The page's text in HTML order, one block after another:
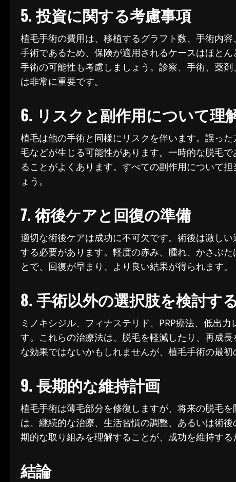
5. 投資に関する考慮事項
植毛手術の費用は、移植するグラフト数、手術内
手術であるため、保険が適用されるケースはほと
手術の可能性も考慮しましょう。診察、手術、薬
は非常に重要です。
6. リスクと副作用について理
植毛は他の手術と同様にリスクを伴います。誤っ
毛などが生じる可能性があります。一時的な脱毛
ることがよくあります。すべての副作用について
ょう。
7. 術後ケアと回復の準備
適切な術後ケアは成功に不可欠です。術後は激し
する必要があります。軽度の赤み、腫れ、かさぶ
とで、回復が早まり、より良い結果が得られます。
8. 手術以外の選択肢を検討す
ミノキシジル、フィナステリド、PRP療法、低出
す。これらの治療法は、脱毛を軽減したり、再成
な効果ではないかもしれませんが、植毛手術の最
9. 長期的な維持計画
植毛手術は薄毛部分を修復しますが、将来の脱毛
は、継続的な治療、生活習慣の調整、あるいは術
期的な取り組みを理解することが、成功を維持する
結論